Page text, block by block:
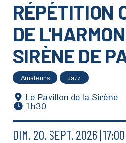
RÉPÉTITION
DE
SIRÈNE DE
Amateurs Jazz
Le Pavillon de la Sirène
1h30
DIM. 20. SEPT. 2026 17:00